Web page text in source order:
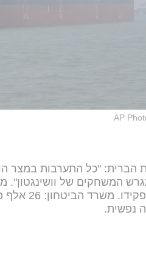
AP
הברית: "כל התערבות במצר
המשחקים של וושינגטון".
נפשית.